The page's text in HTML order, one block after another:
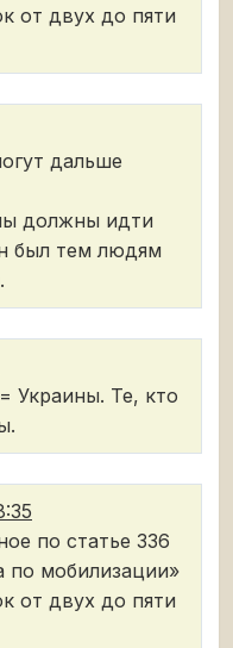
от двух до пяти
дальше
должны идти
был тем людям
Украины. Те, кто
по статье 336
по мобилизации»
от двух до пяти